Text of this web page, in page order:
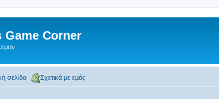
Game Corner
σελίδα Σχετικά με εμάς